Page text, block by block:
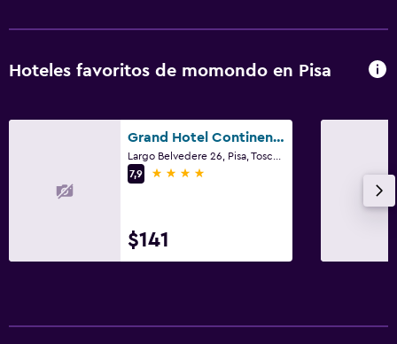
Hoteles favoritos de momondo en Pisa
Grand Hotel Continental
7,9
4 estrellas
$141